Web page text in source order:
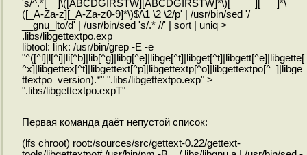
's/^.*[ ]\([ABCDGIRSTW][ABCDGIRSTW]*\)[ ][ ]*\
([_A-Za-z][_A-Za-z0-9]*\)$/\1 \2 \2/p' | /usr/bin/sed '/
__gnu_lto/d' | /usr/bin/sed 's/.* //' | sort | uniq >
.libs/libgettextpo.exp
libtool: link: /usr/bin/grep -E -e
"^([^l]|l[^i]|li[^b]|lib[^g]|libg[^e]|libge[^t]|libget[^t]|libgett[^e]|libgette[
^x]|libgettex[^t]|libgettext[^p]|libgettextp[^o]|libgettextpo[^_]|libge
ttextpo_version).*" ".libs/libgettextpo.exp" >
".libs/libgettextpo.expT"
Первая команда даёт непустой список:
(lfs chroot) root:/sources/src/gettext-0.22/gettext-